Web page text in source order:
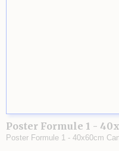
Poster Formule 1 -
Poster Formule 1 - 40x60cm